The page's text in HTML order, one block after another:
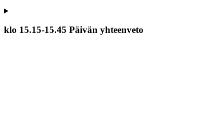
klo 15.15-15.45 Päivän yhteenveto